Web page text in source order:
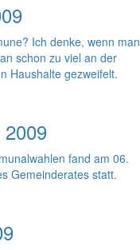
Ich denke, wenn man
schon zu viel an der
Haushalte gezweifelt.
fand am 06.
Gemeinderates statt.